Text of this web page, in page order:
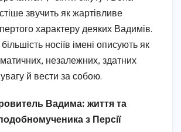
звучить як жартівливе
характеру деяких Вадимів.
носіїв імені описують як
незалежних, здатних
й вести за собою.
Вадима: життя та
з Персії